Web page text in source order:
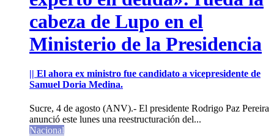
cabeza de Lupo en el
Ministerio de la Presidencia
|| El ahora ex ministro fue candidato a vicepresidente de
Samuel Doria Medina.
Sucre, 4 de agosto (ANV).- El presidente Rodrigo Paz Pereira
anunció este lunes una reestructuración del...
Nacional